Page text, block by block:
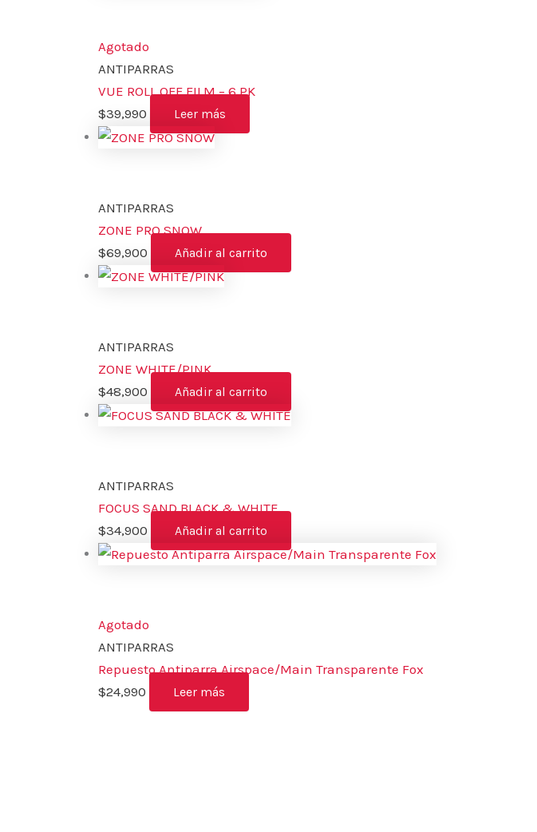
Agotado
ANTIPARRAS
VUE ROLL OFF FILM – 6 PK
$39,990 Leer más
ANTIPARRAS
ZONE PRO SNOW
$69,900 Añadir al carrito
ANTIPARRAS
ZONE WHITE/PINK
$48,900 Añadir al carrito
ANTIPARRAS
FOCUS SAND BLACK & WHITE
$34,900 Añadir al carrito
Agotado
ANTIPARRAS
Repuesto Antiparra Airspace/Main Transparente Fox
$24,990 Leer más